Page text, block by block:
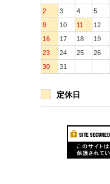
2
3 4 5
9
10 11 12
16
17 18 19
23
24 25 26
30
31
定休日